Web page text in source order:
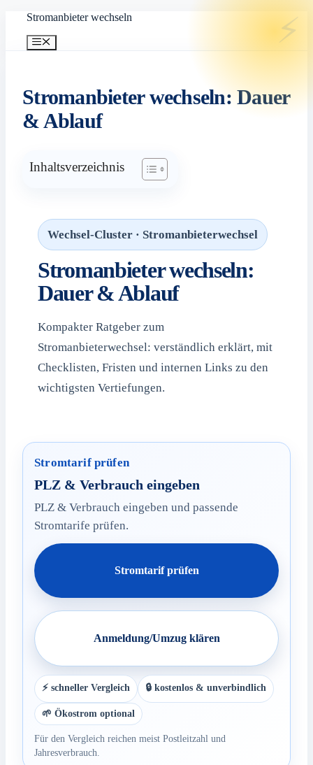
springen
Stromanbieter wechseln
Menü
Stromanbieter wechseln: Dauer
& Ablauf
Inhaltsverzeichnis
Wechsel-Cluster · Stromanbieterwechsel
Stromanbieter wechseln:
Dauer & Ablauf
Kompakter Ratgeber zum
Stromanbieterwechsel: verständlich erklärt, mit
Checklisten, Fristen und internen Links zu den
wichtigsten Vertiefungen.
Stromtarif prüfen
PLZ & Verbrauch eingeben
PLZ & Verbrauch eingeben und passende
Stromtarife prüfen.
Stromtarif prüfen
Anmeldung/Umzug klären
⚡ schneller Vergleich 🔒 kostenlos & unverbindlich
🌱 Ökostrom optional
Für den Vergleich reichen meist Postleitzahl und
Jahresverbrauch.